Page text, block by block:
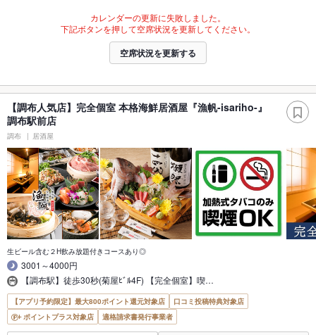
カレンダーの更新に失敗しました。
下記ボタンを押して空席状況を更新してください。
空席状況を更新する
【調布人気店】完全個室 本格海鮮居酒屋『漁帆-isariho-』
調布駅前店
調布 居酒屋
生ビール含む２H飲み放題付きコースあり◎
3001～4000円
【調布駅】徒歩30秒(菊屋ﾋﾞﾙ4F) 【完全個室】喫…
【アプリ予約限定】最大800ポイント還元対象店
口コミ投稿特典対象店
ポイントプラス対象店
適格請求書発行事業者